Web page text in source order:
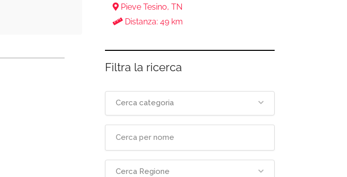
Pieve Tesino, TN
Distanza: 49 km
Filtra la ricerca
Cerca categoria
Cerca Regione